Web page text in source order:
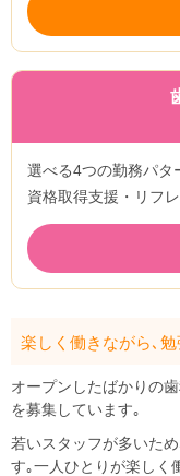
選べる4つの勤務パタ
資格取得支援・リフ
楽しく働きながら､
オープンしたばかりの
を募集しています｡
若いスタッフが多いた
す｡一人ひとりが楽しく